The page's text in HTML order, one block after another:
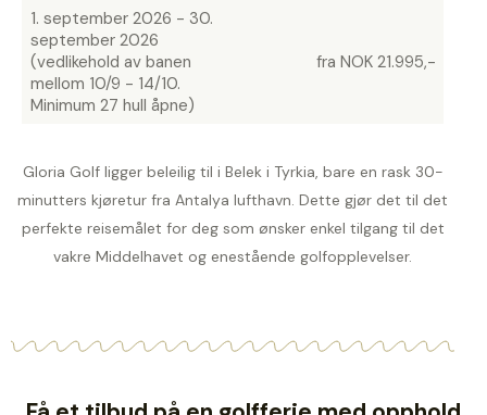
1. september 2026 - 30.
september 2026
(vedlikehold av banen
mellom 10/9 - 14/10.
Minimum 27 hull åpne)
fra NOK 21.995,-
Gloria Golf ligger beleilig til i Belek i Tyrkia, bare en rask 30-
minutters kjøretur fra Antalya lufthavn. Dette gjør det til det
perfekte reisemålet for deg som ønsker enkel tilgang til det
vakre Middelhavet og enestående golfopplevelser.